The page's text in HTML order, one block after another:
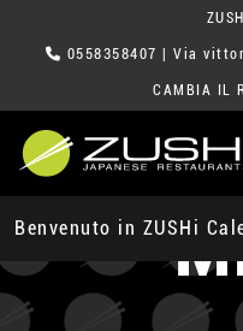
0558358407 | Via
CAMBIA IL
Benvenuto in ZUSHi